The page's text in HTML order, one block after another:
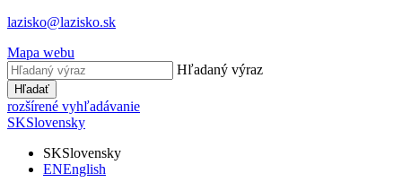
lazisko@lazisko.sk
Mapa webu
Hľadaný výraz
Hľadať
rozšírené vyhľadávanie
SKSlovensky
SKSlovensky
ENEnglish